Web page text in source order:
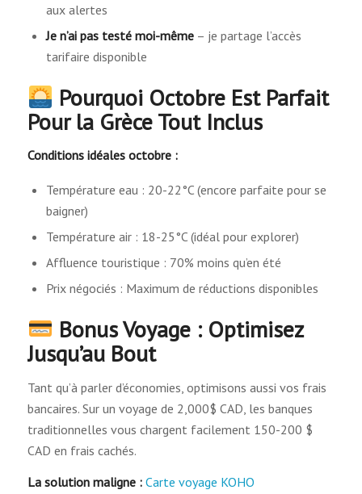
aux alertes
Je n’ai pas testé moi-même– je partage l’accès
tarifaire disponible
Pourquoi Octobre Est Parfait
Pour la Grèce Tout Inclus
Conditions idéales octobre :
Température eau : 20-22°C (encore parfaite pour se
baigner)
Température air : 18-25°C (idéal pour explorer)
Affluence touristique : 70% moins qu’en été
Prix négociés : Maximum de réductions disponibles
Bonus Voyage : Optimisez
Jusqu’au Bout
Tant qu’à parler d’économies, optimisons aussi vos frais
bancaires. Sur un voyage de 2,000$ CAD, les banques
traditionnelles vous chargent facilement 150-200 $
CAD en frais cachés.
La solution maligne : Carte voyage KOHO